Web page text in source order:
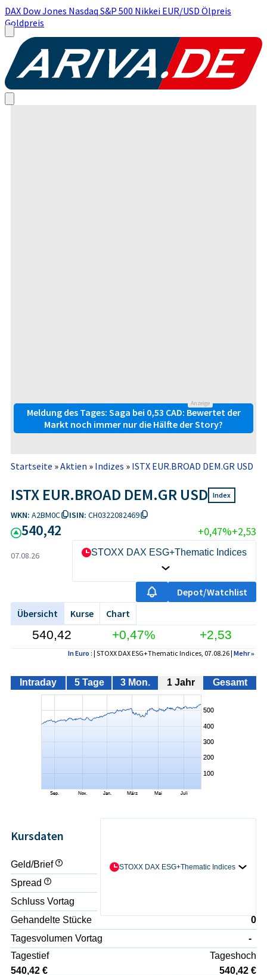
DAX Dow Jones Nasdaq S&P 500 Nikkei EUR/USD Ölpreis
Goldpreis
Anzeige
Meldung des Tages: Saga bei 0,53 CAD: Bewertet der
Markt noch immer nur die Hälfte der Story?
Startseite »Aktien » Indizes » ISTX EUR.BROAD DEM.GR USD
ISTX EUR.BROAD DEM.GR USD Index
WKN: A2BM0C ISIN: CH0322082469
540,42 +0,47%+2,53
07.08.26 STOXX DAX ESG+Thematic Indices
Depot/Watchlist
Übersicht
Kurse Chart
540,42 +0,47% +2,53
In Euro : | STOXX DAX ESG+Thematic Indices, 07.08.26 | Mehr»
Intraday 5 Tage 3 Mon. 1 Jahr Gesamt
Kursdaten
STOXX DAX ESG+Thematic Indices
Geld/Brief
- / -
Spread
Schluss Vortag
Gehandelte Stücke
0
Tagesvolumen Vortag
-
Tagestief
540,42 €
Tageshoch
540,42 €